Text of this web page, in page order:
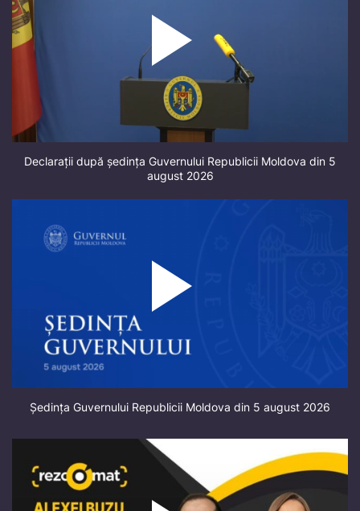
Declarații după ședința Guvernului Republicii Moldova din 5
august 2026
Ședința Guvernului Republicii Moldova din 5 august 2026